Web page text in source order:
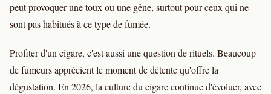
peut provoquer une toux ou une gêne, surtout pour ceux qui ne
sont pas habitués à ce type de fumée.
Profiter d'un cigare, c'est aussi une question de rituels. Beaucoup
de fumeurs apprécient le moment de détente qu'offre la
dégustation. En 2026, la culture du cigare continue d'évoluer, avec